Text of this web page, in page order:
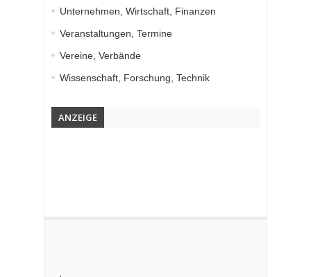
Unternehmen, Wirtschaft, Finanzen
Veranstaltungen, Termine
Vereine, Verbände
Wissenschaft, Forschung, Technik
ANZEIGE